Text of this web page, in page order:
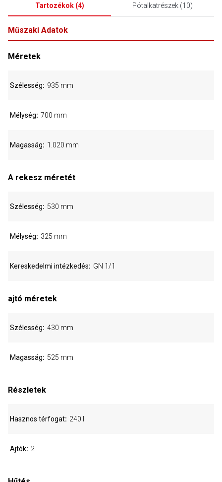
Tartozékok(4) Pótalkatrészek (10)
Műszaki Adatok
Méretek
Szélesség 935 mm
Mélység 700 mm
Magasság 1.020 mm
A rekesz méretét
Szélesség 530 mm
Mélység 325 mm
Kereskedelmi intézkedés GN 1/1
ajtó méretek
Szélesség 430 mm
Magasság 525 mm
Részletek
Hasznos térfogat 240 l
Ajtók 2